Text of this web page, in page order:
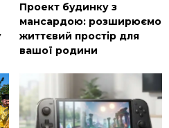
Проект будинку з
мансардою: розширюємо
життєвий простір для
вашої родини